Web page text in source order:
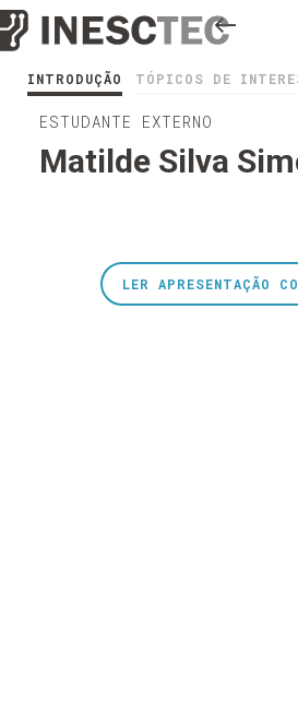
INTRODUÇÃO TÓPICOS DE
ESTUDANTE EXTERNO
Matilde Silva
LER APRESENTAÇÃO